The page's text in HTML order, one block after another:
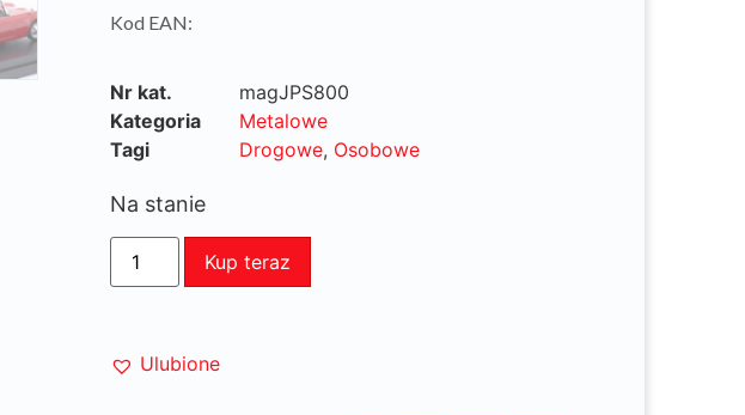
Kod EAN:
Nr kat.
magJPS800
Kategoria
Metalowe
Tagi
Drogowe, Osobowe
Na stanie
Kup teraz
Ulubione